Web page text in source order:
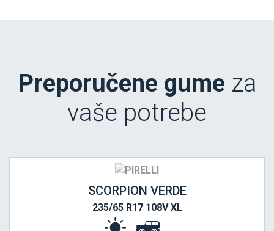
Preporučene gume za
vaše potrebe
SCORPION VERDE
235/65 R17 108V XL